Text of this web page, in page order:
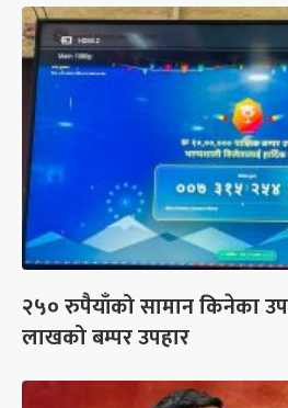
२५० रुपैयाँको सामान किनेका
लाखको बम्पर उपहार